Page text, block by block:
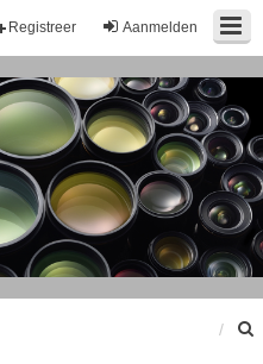
Aanmelden
Registreer